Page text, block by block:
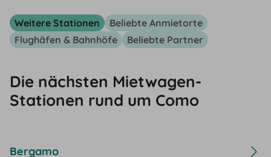
Weitere Stationen
Beliebte Anmietorte
Flughäfen & Bahnhöfe
Beliebte Partner
Die nächsten Mietwagen-
Stationen rund um Como
Bergamo